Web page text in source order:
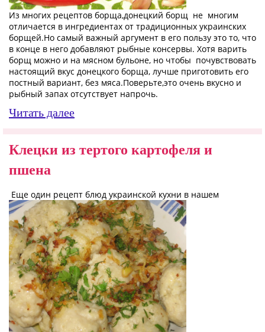
Из многих рецептов борща,донецкий борщ не многим
отличается в ингредиентах от традиционных украинских
борщей.Но самый важный аргумент в его пользу это то, что
в конце в него добавляют рыбные консервы. Хотя варить
борщ можно и на мясном бульоне, но чтобы почувствовать
настоящий вкус донецкого борща, лучше приготовить его
постный вариант, без мяса.Поверьте,это очень вкусно и
рыбный запах отсутствует напрочь.
Читать далее
Клецки из тертого картофеля и
пшена
Еще один рецепт блюд украинской кухни в нашем